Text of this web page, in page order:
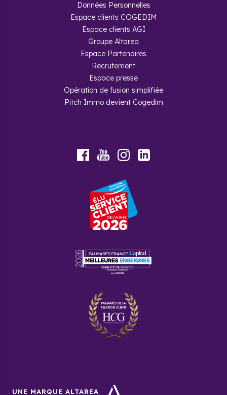
Données Personnelles
Espace clients COGEDIM
Espace clients AGI
Groupe Altarea
Espace Partenaires
Recrutement
Espace presse
Opération de fusion simplifiée
Pitch Immo devient Cogedim
FacebookYoutubeInstagram
UNE MARQUE ALTAREA